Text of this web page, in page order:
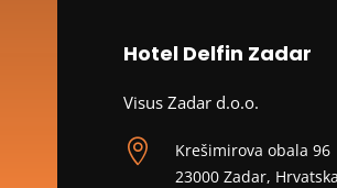
Hotel Delfin Zadar
Visus Zadar d.o.o.

Krešimirova obala 96
23000 Zadar,